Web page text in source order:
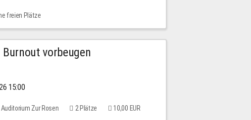
freien Plätze
vorbeugen
15:00
Zur Rosen 2 Plätze 10,00 EUR